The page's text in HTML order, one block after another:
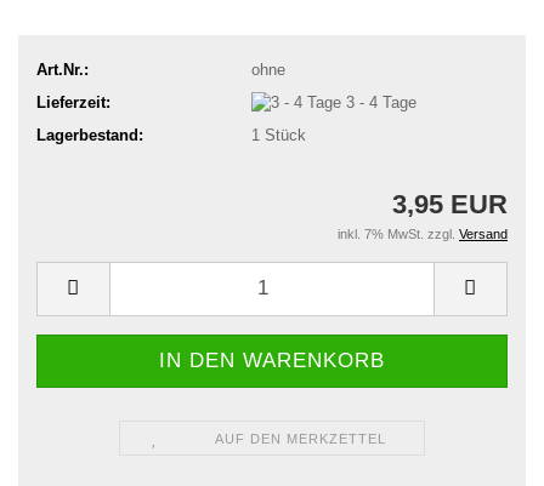
Art.Nr.:
ohne
Lieferzeit:
3 - 4 Tage
Lagerbestand:
1 Stück
3,95 EUR
inkl. 7% MwSt. zzgl. Versand
AUF DEN MERKZETTEL